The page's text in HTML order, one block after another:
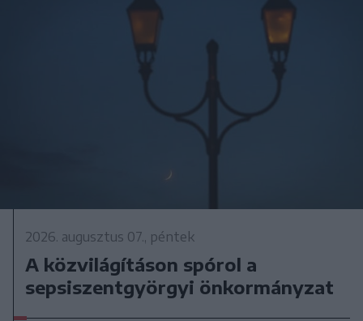
2026. augusztus 07., péntek
A közvilágításon spórol a
sepsiszentgyörgyi önkormányzat